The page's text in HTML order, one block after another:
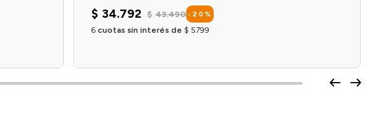
$ 34.792 $ 43.490 - 20 %
6 cuotas sin interés de $ 5799